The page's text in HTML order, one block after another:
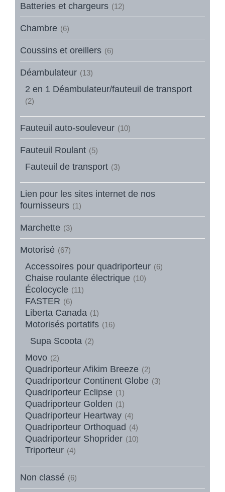
Batteries et chargeurs (12)
Chambre (6)
Coussins et oreillers (6)
Déambulateur (13)
2 en 1 Déambulateur/fauteuil de transport
(2)
Fauteuil auto-souleveur (10)
Fauteuil Roulant (5)
Fauteuil de transport (3)
Lien pour les sites internet de nos
fournisseurs (1)
Marchette (3)
Motorisé (67)
Accessoires pour quadriporteur (6)
Chaise roulante électrique (10)
Écolocycle (11)
FASTER (6)
Liberta Canada (1)
Motorisés portatifs (16)
Supa Scoota (2)
Movo (2)
Quadriporteur Afikim Breeze (2)
Quadriporteur Continent Globe (3)
Quadriporteur Eclipse (1)
Quadriporteur Golden (1)
Quadriporteur Heartway (4)
Quadriporteur Orthoquad (4)
Quadriporteur Shoprider (10)
Triporteur (4)
Non classé (6)